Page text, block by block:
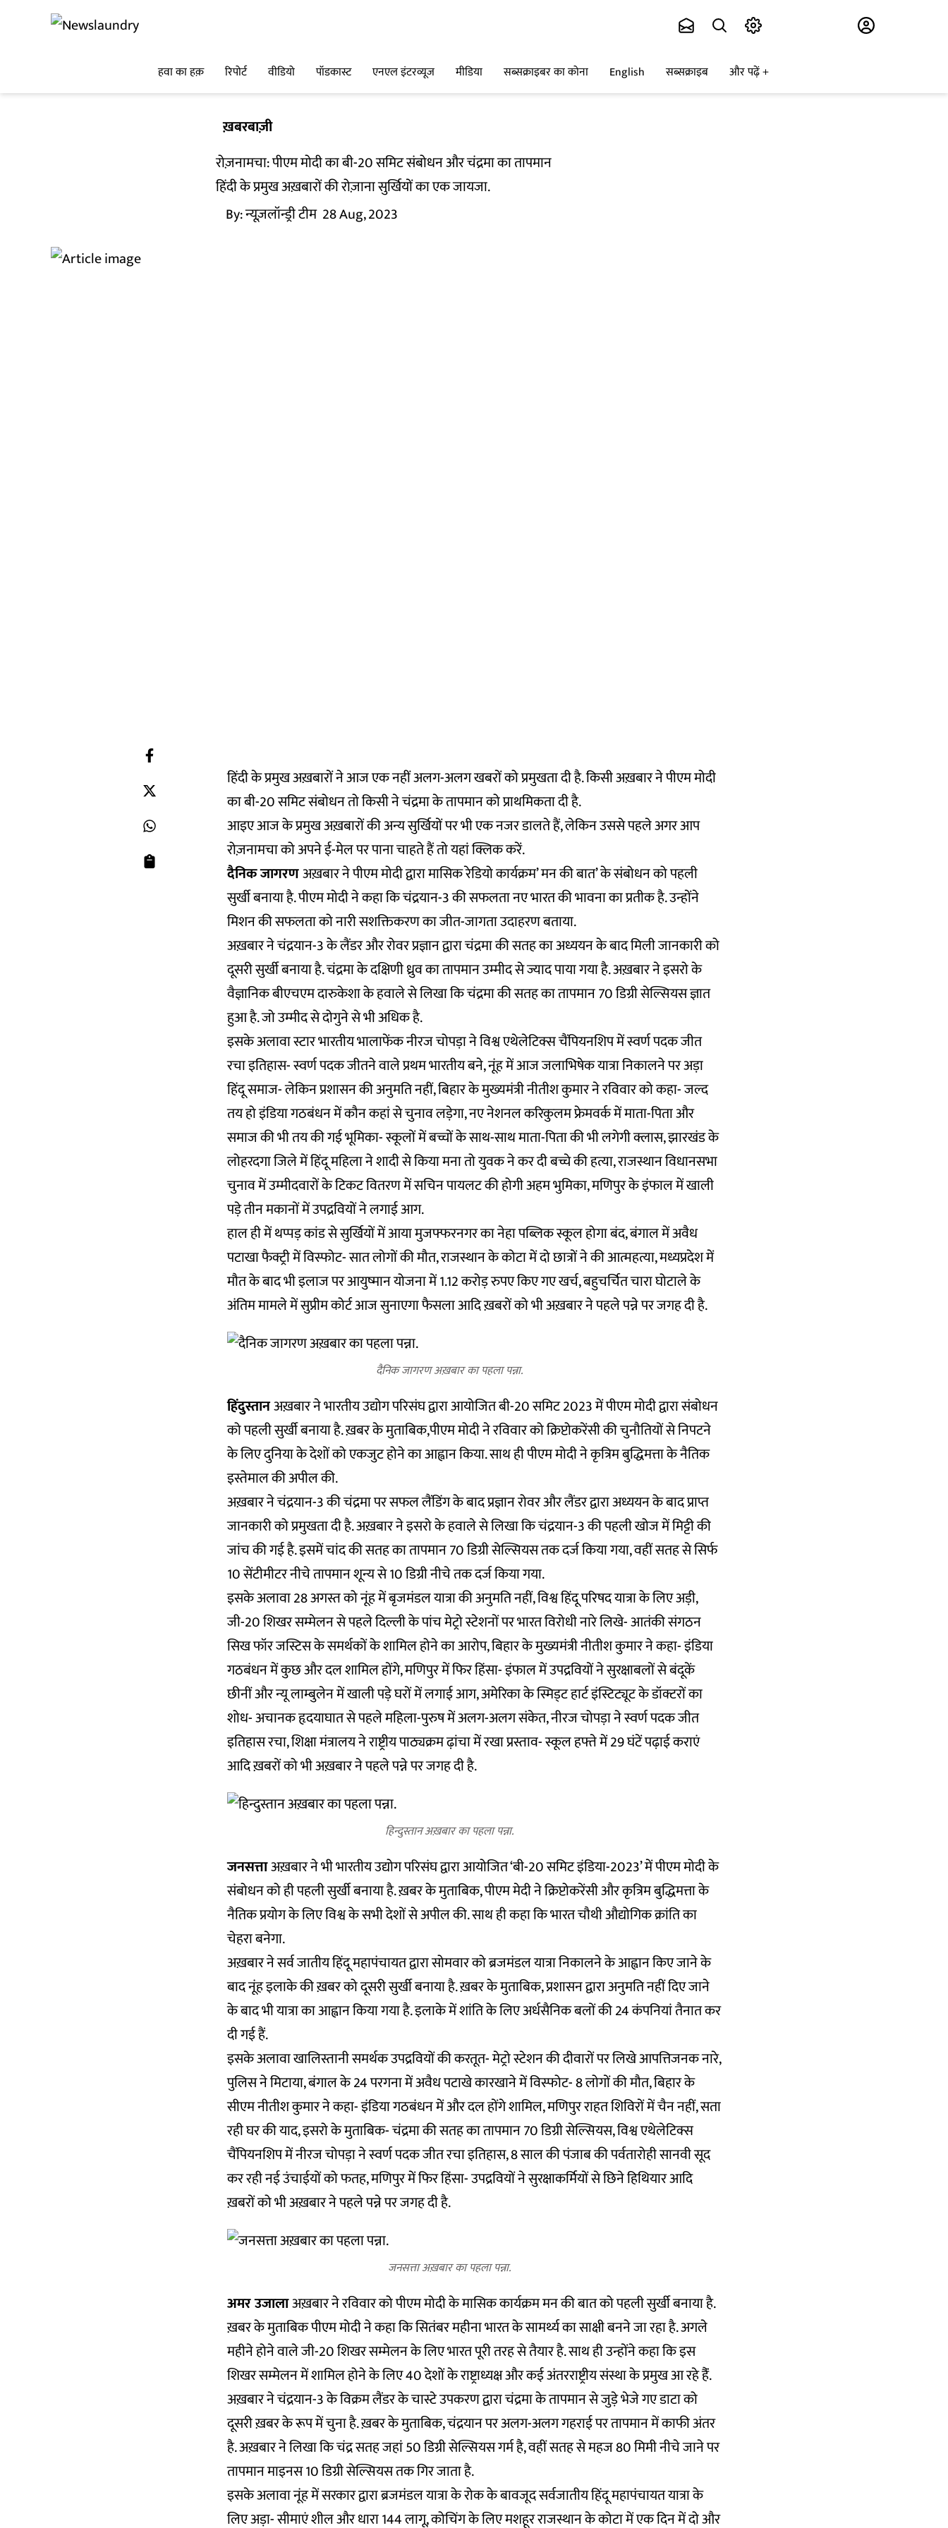
हवा का हक़ रिपोर्ट वीडियो पॉडकास्ट एनएल इंटरव्यूज मीडिया सब्सक्राइबर का कोना English सब्सक्राइब और पढ़ें
ख़बरबाज़ी
रोज़नामचा: पीएम मोदी का बी-20 समिट संबोधन और चंद्रमा का तापमान
हिंदी के प्रमुख अख़बारों की रोज़ाना सुर्खियों का एक जायजा.
By:न्यूज़लॉन्ड्री टीम 28 Aug, 2023
हिंदी के प्रमुख अख़बारों ने आज एक नहीं अलग-अलग खबरों को प्रमुखता दी है. किसी अख़बार ने पीएम मोदी
का बी-20 समिट संबोधन तो किसी ने चंद्रमा के तापमान को प्राथमिकता दी है.
आइए आज के प्रमुख अख़बारों की अन्य सुर्खियों पर भी एक नजर डालते हैं, लेकिन उससे पहले अगर आप
रोज़नामचा को अपने ई-मेल पर पाना चाहते हैं तोयहांक्लिक करें.
दैनिक जागरणअख़बार ने पीएम मोदी द्वारा मासिक रेडियो कार्यक्रम’ मन की बात’ के संबोधन को पहली
सुर्खी बनाया है. पीएम मोदी ने कहा कि चंद्रयान-3 की सफलता नए भारत की भावना का प्रतीक है. उन्होंने
मिशन की सफलता को नारी सशक्तिकरण का जीत-जागता उदाहरण बताया.
अख़बार ने चंद्रयान-3 के लैंडर और रोवर प्रज्ञान द्वारा चंद्रमा की सतह का अध्ययन के बाद मिली जानकारी को
दूसरी सुर्खी बनाया है. चंद्रमा के दक्षिणी ध्रुव का तापमान उम्मीद से ज्याद पाया गया है. अख़बार ने इसरो के
वैज्ञानिक बीएचएम दारुकेशा के हवाले से लिखा कि चंद्रमा की सतह का तापमान 70 डिग्री सेल्सियस ज्ञात
हुआ है. जो उम्मीद से दोगुने से भी अधिक है.
इसके अलावा स्टार भारतीय भालाफेंक नीरज चोपड़ा ने विश्व एथेलेटिक्स चैंपियनशिप में स्वर्ण पदक जीत
रचा इतिहास- स्वर्ण पदक जीतने वाले प्रथम भारतीय बने, नूंह में आज जलाभिषेक यात्रा निकालने पर अड़ा
हिंदू समाज- लेकिन प्रशासन की अनुमति नहीं, बिहार के मुख्यमंत्री नीतीश कुमार ने रविवार को कहा- जल्द
तय हो इंडिया गठबंधन में कौन कहां से चुनाव लड़ेगा, नए नेशनल करिकुलम फ्रेमवर्क में माता-पिता और
समाज की भी तय की गई भूमिका- स्कूलों में बच्चों के साथ-साथ माता-पिता की भी लगेगी क्लास, झारखंड के
लोहरदगा जिले में हिंदू महिला ने शादी से किया मना तो युवक ने कर दी बच्चे की हत्या, राजस्थान विधानसभा
चुनाव में उम्मीदवारों के टिकट वितरण में सचिन पायलट की होगी अहम भुमिका, मणिपुर के इंफाल में खाली
पड़े तीन मकानों में उपद्रवियों ने लगाई आग.
हाल ही में थप्पड़ कांड से सुर्खियों में आया मुजफ्फरनगर का नेहा पब्लिक स्कूल होगा बंद, बंगाल में अवैध
पटाखा फैक्ट्री में विस्फोट- सात लोगों की मौत, राजस्थान के कोटा में दो छात्रों ने की आत्महत्या, मध्यप्रदेश में
मौत के बाद भी इलाज पर आयुष्मान योजना में 1.12 करोड़ रुपए किए गए खर्च, बहुचर्चित चारा घोटाले के
अंतिम मामले में सुप्रीम कोर्ट आज सुनाएगा फैसला आदि ख़बरों को भी अख़बार ने पहले पन्ने पर जगह दी है.
दैनिक जागरण अख़बार का पहला पन्ना.
हिंदुस्तानअख़बार ने भारतीय उद्योग परिसंघ द्वारा आयोजित बी-20 समिट 2023 में पीएम मोदी द्वारा संबोधन
को पहली सुर्खी बनाया है. ख़बर के मुताबिक,पीएम मोदी ने रविवार को क्रिप्टोकरेंसी की चुनौतियों से निपटने
के लिए दुनिया के देशों को एकजुट होने का आह्वान किया. साथ ही पीएम मोदी ने कृत्रिम बुद्धिमत्ता के नैतिक
इस्तेमाल की अपील की.
अख़बार ने चंद्रयान-3 की चंद्रमा पर सफल लैंडिंग के बाद प्रज्ञान रोवर और लैंडर द्वारा अध्ययन के बाद प्राप्त
जानकारी को प्रमुखता दी है. अख़बार ने इसरो के हवाले से लिखा कि चंद्रयान-3 की पहली खोज में मिट्टी की
जांच की गई है. इसमें चांद की सतह का तापमान 70 डिग्री सेल्सियस तक दर्ज किया गया, वहीं सतह से सिर्फ
10 सेंटीमीटर नीचे तापमान शून्य से 10 डिग्री नीचे तक दर्ज किया गया.
इसके अलावा 28 अगस्त को नूंह में बृजमंडल यात्रा की अनुमति नहीं, विश्व हिंदू परिषद यात्रा के लिए अड़ी,
जी-20 शिखर सम्मेलन से पहले दिल्ली के पांच मेट्रो स्टेशनों पर भारत विरोधी नारे लिखे- आतंकी संगठन
सिख फॉर जस्टिस के समर्थकों के शामिल होने का आरोप, बिहार के मुख्यमंत्री नीतीश कुमार ने कहा- इंडिया
गठबंधन में कुछ और दल शामिल होंगे, मणिपुर में फिर हिंसा- इंफाल में उपद्रवियों ने सुरक्षाबलों से बंदूकें
छीनीं और न्यू लाम्बुलेन में खाली पड़े घरों में लगाई आग, अमेरिका के स्मिड्ट हार्ट इंस्टिट्यूट के डॉक्टरों का
शोध- अचानक हृदयाघात से पहले महिला-पुरुष में अलग-अलग संकेत, नीरज चोपड़ा ने स्वर्ण पदक जीत
इतिहास रचा, शिक्षा मंत्रालय ने राष्ट्रीय पाठ्यक्रम ढ़ांचा में रखा प्रस्ताव- स्कूल हफ्ते में 29 घंटें पढ़ाई कराएं
आदि ख़बरों को भी अख़बार ने पहले पन्ने पर जगह दी है.
हिन्दुस्तान अख़बार का पहला पन्ना.
जनसत्ताअख़बार ने भी भारतीय उद्योग परिसंघ द्वारा आयोजित ‘बी-20 समिट इंडिया-2023’ में पीएम मोदी के
संबोधन को ही पहली सुर्खी बनाया है. ख़बर के मुताबिक, पीएम मेदी ने क्रिप्टोकरेंसी और कृत्रिम बुद्धिमत्ता के
नैतिक प्रयोग के लिए विश्व के सभी देशों से अपील की. साथ ही कहा कि भारत चौथी औद्योगिक क्रांति का
चेहरा बनेगा.
अख़बार ने सर्व जातीय हिंदू महापंचायत द्वारा सोमवार को ब्रजमंडल यात्रा निकालने के आह्वान किए जाने के
बाद नूंह इलाके की ख़बर को दूसरी सुर्खी बनाया है. ख़बर के मुताबिक, प्रशासन द्वारा अनुमति नहीं दिए जाने
के बाद भी यात्रा का आह्वान किया गया है. इलाके में शांति के लिए अर्धसैनिक बलों की 24 कंपनियां तैनात कर
दी गई हैं.
इसके अलावा खालिस्तानी समर्थक उपद्रवियों की करतूत- मेट्रो स्टेशन की दीवारों पर लिखे आपत्तिजनक नारे,
पुलिस ने मिटाया, बंगाल के 24 परगना में अवैध पटाखे कारखाने में विस्फोट- 8 लोगों की मौत, बिहार के
सीएम नीतीश कुमार ने कहा- इंडिया गठबंधन में और दल होंगे शामिल, मणिपुर राहत शिविरों में चैन नहीं, सता
रही घर की याद, इसरो के मुताबिक- चंद्रमा की सतह का तापमान 70 डिग्री सेल्सियस, विश्व एथेलेटिक्स
चैंपियनशिप में नीरज चोपड़ा ने स्वर्ण पदक जीत रचा इतिहास, 8 साल की पंजाब की पर्वतारोही सानवी सूद
कर रही नई उंचाईयों को फतह, मणिपुर में फिर हिंसा- उपद्रवियों ने सुरक्षाकर्मियों से छिने हिथियार आदि
ख़बरों को भी अख़बार ने पहले पन्ने पर जगह दी है.
जनसत्ता अख़बार का पहला पन्ना.
अमर उजालाअख़बार ने रविवार को पीएम मोदी के मासिक कार्यक्रम मन की बात को पहली सुर्खी बनाया है.
ख़बर के मुताबिक पीएम मोदी ने कहा कि सितंबर महीना भारत के सामर्थ्य का साक्षी बनने जा रहा है. अगले
महीने होने वाले जी-20 शिखर सम्मेलन के लिए भारत पूरी तरह से तैयार है. साथ ही उन्होंने कहा कि इस
शिखर सम्मेलन में शामिल होने के लिए 40 देशों के राष्ट्राध्यक्ष और कई अंतरराष्ट्रीय संस्था के प्रमुख आ रहे हैंं.
अख़बार ने चंद्रयान-3 के विक्रम लैंडर के चास्टे उपकरण द्वारा चंद्रमा के तापमान से जुड़े भेजे गए डाटा को
दूसरी ख़बर के रूप में चुना है. ख़बर के मुताबिक, चंद्रयान पर अलग-अलग गहराई पर तापमान में काफी अंतर
है. अख़बार ने लिखा कि चंद्र सतह जहां 50 डिग्री सेल्सियस गर्म है, वहीं सतह से महज 80 मिमी नीचे जाने पर
तापमान माइनस 10 डिग्री सेल्सियस तक गिर जाता है.
इसके अलावा नूंह में सरकार द्वारा ब्रजमंडल यात्रा के रोक के बावजूद सर्वजातीय हिंदू महापंचायत यात्रा के
लिए अड़ा- सीमाएं शील और धारा 144 लागू, कोचिंग के लिए मशहूर राजस्थान के कोटा में एक दिन में दो और